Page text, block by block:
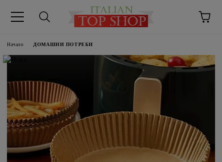
Начало ДОМАШНИ ПОТРЕБИ